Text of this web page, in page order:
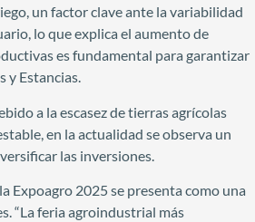
un factor clave ante la variabilidad
lo que explica el aumento de
es fundamental para garantizar
y Estancias.
a la escasez de tierras agrícolas
en la actualidad se observa un
las inversiones.
Expoagro 2025 se presenta como una
“La feria agroindustrial más